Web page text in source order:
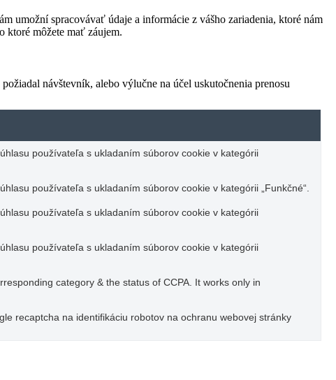
umožní spracovávať údaje a informácie z vášho zariadenia, ktoré nám
ktoré môžete mať záujem.
návštevník, alebo výlučne na účel uskutočnenia prenosu
používateľa s ukladaním súborov cookie v kategórii
používateľa s ukladaním súborov cookie v kategórii „Funkčné“.
používateľa s ukladaním súborov cookie v kategórii
používateľa s ukladaním súborov cookie v kategórii
category & the status of CCPA. It works only in
recaptcha na identifikáciu robotov na ochranu webovej stránky